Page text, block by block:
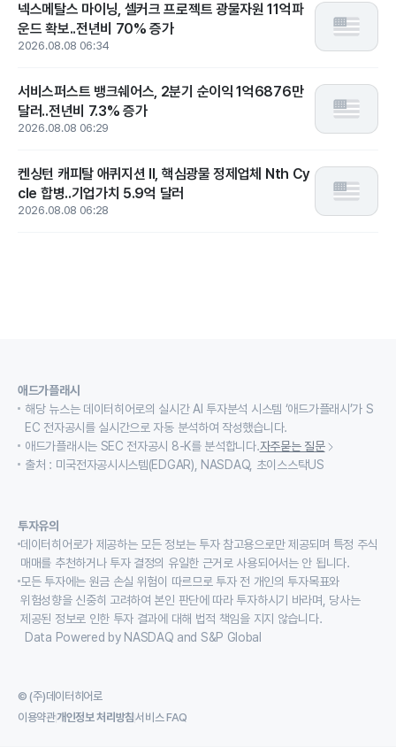
넥스메탈스 마이닝, 셀커크 프로젝트 광물자원 11억파
운드 확보..전년비 70% 증가
2026.08.08 06:34
서비스퍼스트 뱅크쉐어스, 2분기 순이익 1억6876만
달러..전년비 7.3% 증가
2026.08.08 06:29
켄싱턴 캐피탈 애퀴지션 II, 핵심광물 정제업체 Nth Cy
cle 합병..기업가치 5.9억 달러
2026.08.08 06:28
애드가플래시
해당 뉴스는 데이터히어로의 실시간 AI 투자분석 시스템 ‘애드가플래시’가 S
EC 전자공시를 실시간으로 자동 분석하여 작성했습니다.
애드가플래시는 SEC 전자공시 8-K를 분석합니다.자주묻는 질문
출처 : 미국전자공시시스템(EDGAR), NASDAQ, 초이스스탁US
투자유의
데이터히어로가 제공하는 모든 정보는 투자 참고용으로만 제공되며 특정 주식
매매를 추천하거나 투자 결정의 유일한 근거로 사용되어서는 안 됩니다.
모든 투자에는 원금 손실 위험이 따르므로 투자 전 개인의 투자목표와
위험성향을 신중히 고려하여 본인 판단에 따라 투자하시기 바라며, 당사는
제공된 정보로 인한 투자 결과에 대해 법적 책임을 지지 않습니다.
Data Powered by NASDAQ and S&P Global
© (주)데이터히어로
이용약관개인정보 처리방침서비스 FAQ